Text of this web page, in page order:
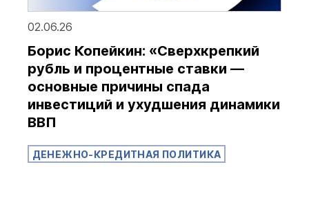
02.06.26
Борис Копейкин: «Сверхкрепкий
рубль и процентные ставки —
основные причины спада
инвестиций и ухудшения динамики
ВВП
ДЕНЕЖНО-КРЕДИТНАЯ ПОЛИТИКА